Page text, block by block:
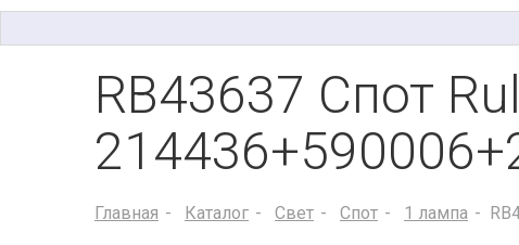
RB43637 Спот
Главная Каталог Свет Спот 1 лампа